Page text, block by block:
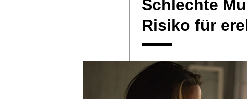
Schlechte
Risiko für